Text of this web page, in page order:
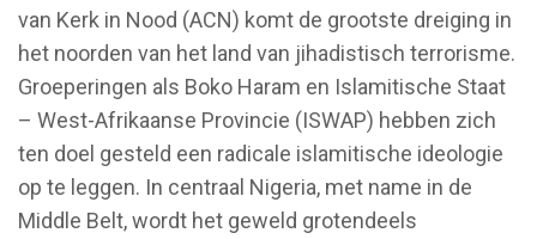
van Kerk in Nood (ACN) komt de grootste dreiging in
het noorden van het land van jihadistisch terrorisme.
Groeperingen als Boko Haram en Islamitische Staat
– West-Afrikaanse Provincie (ISWAP) hebben zich
ten doel gesteld een radicale islamitische ideologie
op te leggen. In centraal Nigeria, met name in de
Middle Belt, wordt het geweld grotendeels